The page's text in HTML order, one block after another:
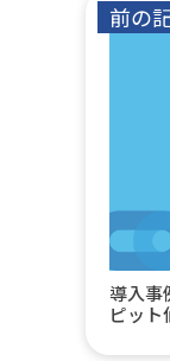
導入事
ピット
前の